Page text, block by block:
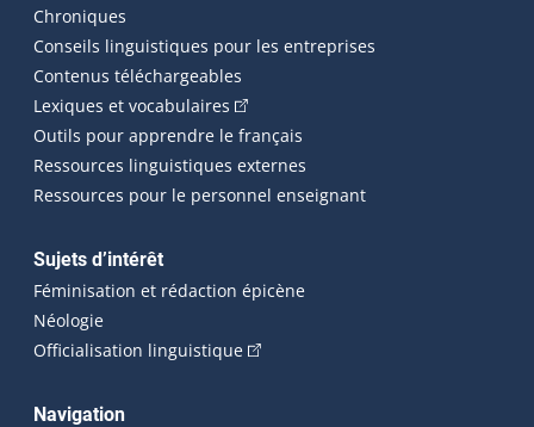
Chroniques
Conseils linguistiques pour les entreprises
Contenus téléchargeables
Lexiques et vocabulaires (Cet hyperlien externe s'ouvrira
Outils pour apprendre le français
Ressources linguistiques externes
Ressources pour le personnel enseignant
Sujets d’intérêt
Féminisation et rédaction épicène
Néologie
Officialisation linguistique(Cet hyperlien externe s'ouvrira
Navigation